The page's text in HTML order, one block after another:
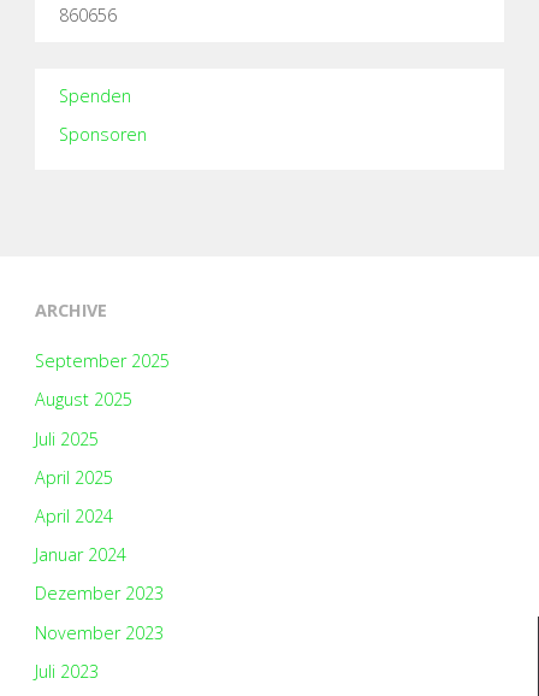
860656
Spenden
Sponsoren
ARCHIVE
September 2025
August 2025
Juli 2025
April 2025
April 2024
Januar 2024
Dezember 2023
November 2023
Juli 2023